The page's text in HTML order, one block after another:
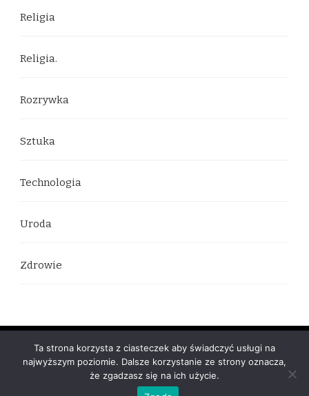
Religia
Religia.
Rozrywka
Sztuka
Technologia
Uroda
Zdrowie
© prawa autorskie2026Rebuc Blog. Wszelkie prawa
zastrzeżone.Yummy Recipe | Stworzony przez Blossom
.Zasilana przez: WordPress
Ta strona korzysta z ciasteczek aby świadczyć usługi na
najwyższym poziomie. Dalsze korzystanie ze strony oznacza,
że zgadzasz się na ich użycie.